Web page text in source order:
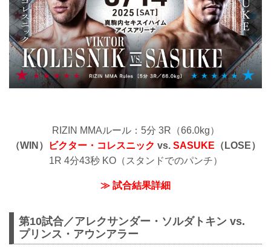
RIZIN MMAルール：5分 3R（66.0kg）
（WIN）
ビクター・コレスニック vs. SASUKE （LOSE）
1R 4分43秒 KO（スタンドでのパンチ）
≫ 試合結果詳細
第10試合／アレクサンダー・ソルダトキン vs.
プリンス・アウンアラー